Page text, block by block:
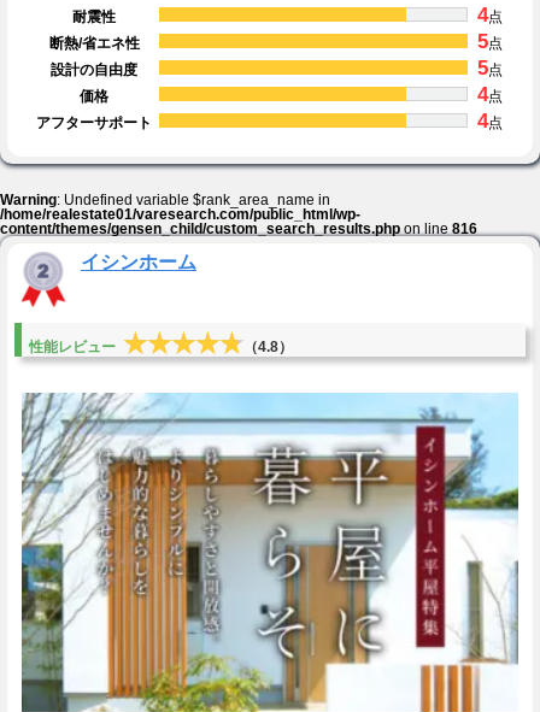
耐震性 4点
断熱/省エネ性
5点
設計の自由度
5点
価格
4点
アフターサポート
4点
Warning: Undefined variable $rank_area_name in
/home/realestate01/varesearch.com/public_html/wp-
content/themes/gensen_child/custom_search_results.phpon line816
イシンホーム
性能レビュー ★★★★★
★★★★★ （4.8）